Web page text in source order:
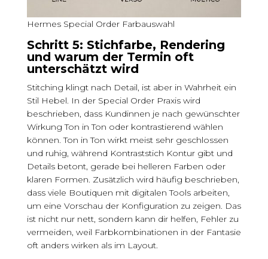
Hermes Special Order Farbauswahl
Schritt 5: Stichfarbe, Rendering
und warum der Termin oft
unterschätzt wird
Stitching klingt nach Detail, ist aber in Wahrheit ein
Stil Hebel. In der Special Order Praxis wird
beschrieben, dass Kundinnen je nach gewünschter
Wirkung Ton in Ton oder kontrastierend wählen
können. Ton in Ton wirkt meist sehr geschlossen
und ruhig, während Kontraststich Kontur gibt und
Details betont, gerade bei helleren Farben oder
klaren Formen. Zusätzlich wird häufig beschrieben,
dass viele Boutiquen mit digitalen Tools arbeiten,
um eine Vorschau der Konfiguration zu zeigen. Das
ist nicht nur nett, sondern kann dir helfen, Fehler zu
vermeiden, weil Farbkombinationen in der Fantasie
oft anders wirken als im Layout.